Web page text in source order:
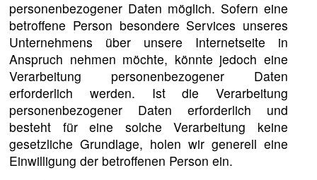
personenbezogener Daten möglich. Sofern eine
betroffene Person besondere Services unseres
Unternehmens über unsere Internetseite in
Anspruch nehmen möchte, könnte jedoch eine
Verarbeitung personenbezogener Daten
erforderlich werden. Ist die Verarbeitung
personenbezogener Daten erforderlich und
besteht für eine solche Verarbeitung keine
gesetzliche Grundlage, holen wir generell eine
Einwilligung der betroffenen Person ein.